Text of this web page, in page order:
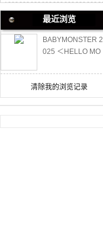
最近浏览
BABYMONSTER 2
025 ＜HELLO MO
回演唱会
清除我的浏览记录